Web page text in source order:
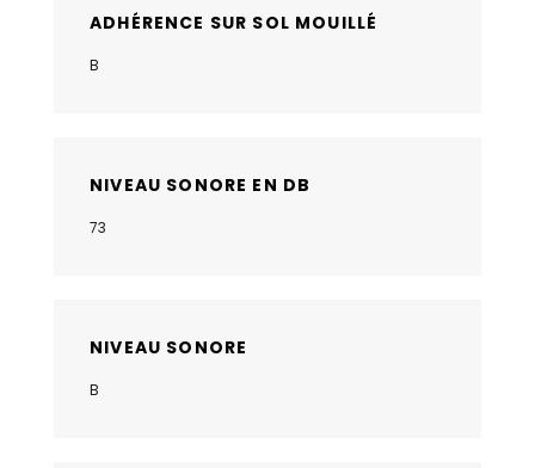
ADHÉRENCE SUR SOL MOUILLÉ
B
NIVEAU SONORE EN DB
73
NIVEAU SONORE
B